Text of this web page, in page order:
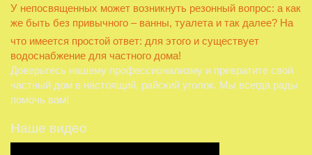
У непосвященных может возникнуть резонный вопрос: а как
же быть без привычного – ванны, туалета и так далее? На
что имеется простой ответ: для этого и существует
водоснабжение для частного дома!
Доверьтесь нашему профессионализму и превратите свой
частный дом в настоящий, райский уголок. Мы всегда рады
помочь вам!
Наше видео